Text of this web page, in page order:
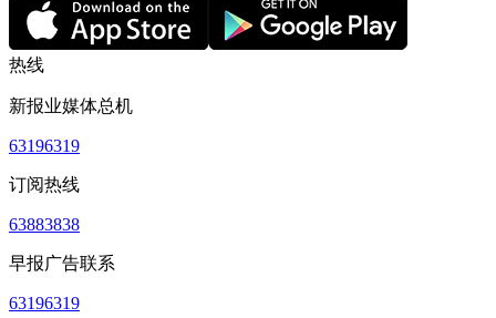
热线
新报业媒体总机
63196319
订阅热线
63883838
早报广告联系
63196319